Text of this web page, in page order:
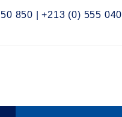
850 | +213 (0) 555 040